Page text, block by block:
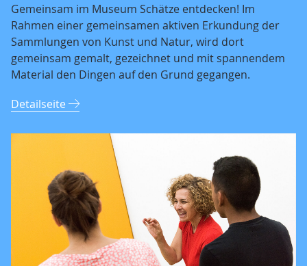
Gemeinsam im Museum Schätze entdecken! Im
Rahmen einer gemeinsamen aktiven Erkundung der
Sammlungen von Kunst und Natur, wird dort
gemeinsam gemalt, gezeichnet und mit spannendem
Material den Dingen auf den Grund gegangen.
Detailseite